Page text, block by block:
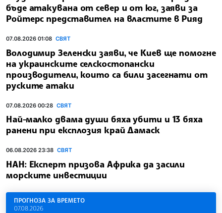
бъде атакувана от север и от юг, заяви за
Ройтерс представител на властите в Рияд
07.08.2026 01:08 СВЯТ
Володимир Зеленски заяви, че Киев ще помогне
на украинските селскостопански
производители, които са били засегнати от
руските атаки
07.08.2026 00:28 СВЯТ
Най-малко двама души бяха убити и 13 бяха
ранени при експлозия край Дамаск
06.08.2026 23:38 СВЯТ
НАН: Експерт призова Африка да засили
морските инвестиции
ПРОГНОЗА ЗА ВРЕМЕТО
07.08.2026